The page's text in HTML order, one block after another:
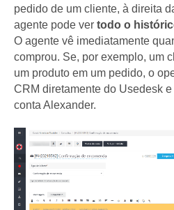
pedido de um cliente, à direita
agente pode ver todo o
O agente vê imediatamente
comprou. Se, por exemplo, um
um produto em um pedido, o
CRM diretamente do Usedesk
conta Alexander.